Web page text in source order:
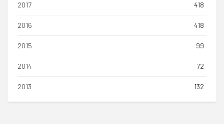
2017 418
2016 418
2015 99
2014 72
2013 132